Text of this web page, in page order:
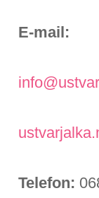
E-mail:
Telefon: